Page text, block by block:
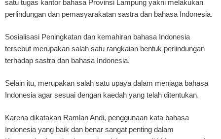
satu tugas kantor bahasa Provinsi Lampung yakni melakukan
perlindungan dan pemasyarakatan sastra dan bahasa Indonesia.
Sosialisasi Peningkatan dan kemahiran bahasa Indonesia
tersebut merupakan salah satu rangkaian bentuk perlindungan
terhadap sastra dan bahasa Indonesia.
Selain itu, merupakan salah satu upaya dalam menjaga bahasa
Indonesia agar sesuai dengan kaedah yang telah ditentukan.
Karena dikatakan Ramlan Andi, penggunaan kata bahasa
Indonesia yang baik dan benar sangat penting dalam